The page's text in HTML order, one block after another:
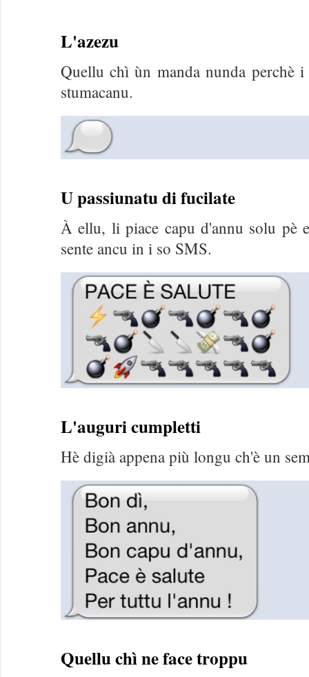
L'azezu
Quellu chì ùn manda nunda perchè
stumacanu.
U passiunatu di fucilate
À ellu, li piace capu d'annu solu pè
sente ancu in i so SMS.
L'auguri cumpletti
Hè digià appena più longu ch'è un
Quellu chì ne face troppu